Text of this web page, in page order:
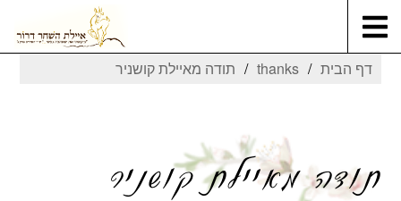
דף הבית thanks תודה מאיילת קושניר
תודה מאיילת קושניר